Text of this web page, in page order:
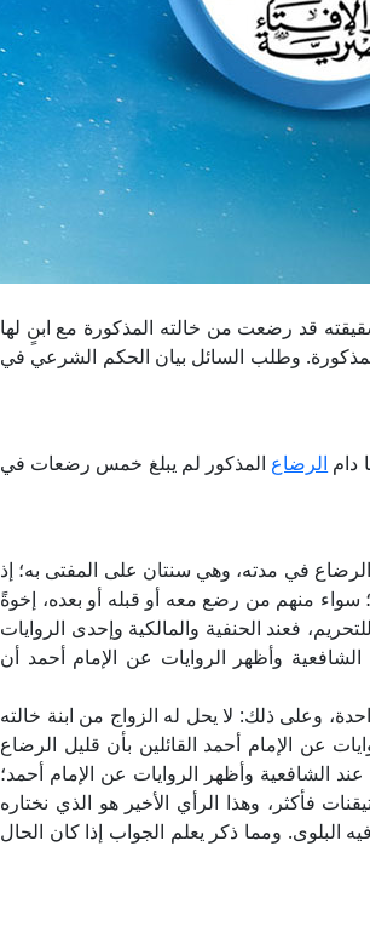
قد رضعت من خالته المذكورة مع ابنٍ لها
وطلب السائل بيان الحكم الشرعي في
دام الرضاع المذكور لم يبلغ خمس رضعات في
في مدته، وهي سنتان على المفتى به؛ إذ
سواء منهم من رضع معه أو قبله أو بعده، إخوةً
فعند الحنفية والمالكية وإحدى الروايات
وأظهر الروايات عن الإمام أحمد أن
وعلى ذلك: لا يحل له الزواج من ابنة خالته
عن الإمام أحمد القائلين بأن قليل الرضاع
الشافعية وأظهر الروايات عن الإمام أحمد؛
فأكثر، وهذا الرأي الأخير هو الذي نختاره
البلوى. ومما ذكر يعلم الجواب إذا كان الحال